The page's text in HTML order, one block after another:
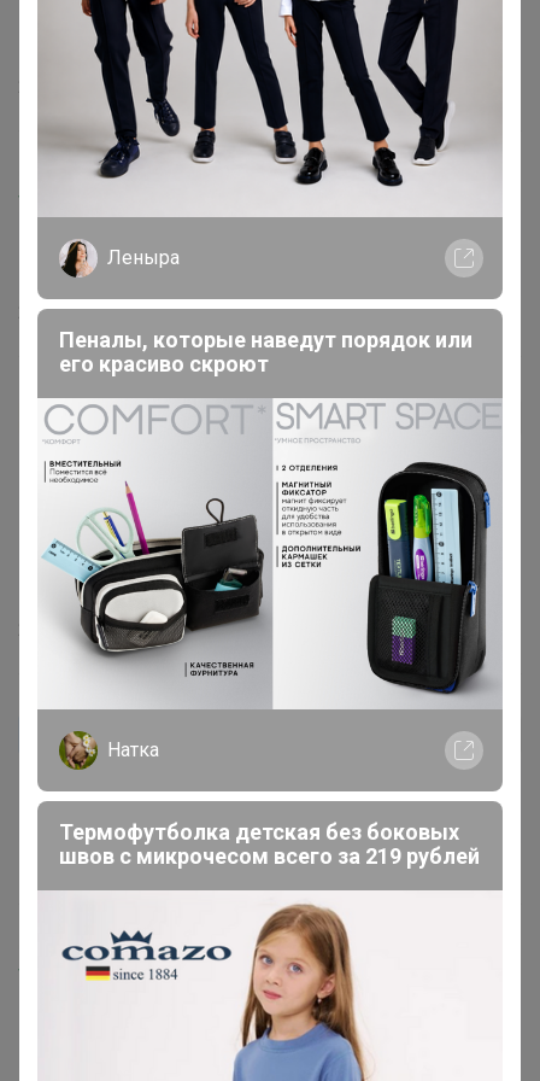
21 октября, 2024 13:40
ТатьянаЛеонидовна
подсаживаются еще. и превращаются в 7\8
29 августа, 2024 14:37
ТатьянаЛеонидовна Автор уже получил заказ!
Я себе на рост 164-166 и на 46-48 размер брала XL,
брючки на мой рост были коротковаты.
‌пр итогу пришла женщина ко мне за другим
костюмом, а забрала и этот плюсом...ей на рост 162 и
46 размер сел так как нужно...👍👍👍
29 августа, 2024 10:09
Juletta Автор уже получил заказ!
суперский костюм , и спать удобно. Хожу дома. Чуток
подсели
19 августа, 2024 12:53
Happy Baby
, выкупила новые расцветки, как подтвердят
Леныра
Пеналы, которые наведут порядок или
его красиво скроют
Натка
Термофутболка детская без боковых
швов с микрочесом всего за 219 рублей